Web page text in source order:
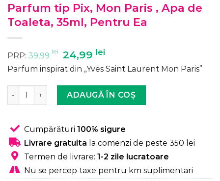
Parfum tip Pix, Mon Paris , Apa de
Toaleta, 35ml, Pentru Ea
PRP: 39,99 lei
Prețul
inițial
24,99 leiPrețul
curent
24,99 lei.
Parfum inspirat din „Yves Saint Laurent Mon Paris”
Cantitate Parfum tip Pix, Mon Paris , Apa de Toaleta,
ADAUGĂ ÎN COȘ
Cumpărături 100% sigure
Livrare gratuita la comenzi de peste 350 lei
Termen de livrare: 1-2 zile lucratoare
Nu se percep taxe pentru km suplimentari